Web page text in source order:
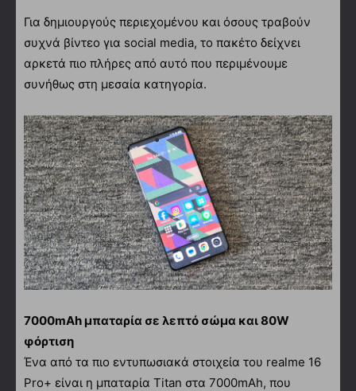
Για δημιουργούς περιεχομένου και όσους τραβούν
συχνά βίντεο για social media, το πακέτο δείχνει
αρκετά πιο πλήρες από αυτό που περιμένουμε
συνήθως στη μεσαία κατηγορία.
7000mAh μπαταρία σε λεπτό σώμα και 80W
φόρτιση
Ένα από τα πιο εντυπωσιακά στοιχεία του realme 16
Pro+ είναι η μπαταρία Titan στα 7000mAh, που